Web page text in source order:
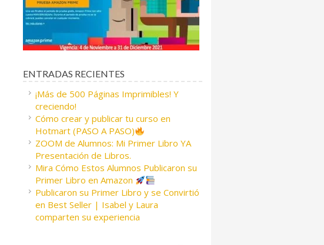
ENTRADAS RECIENTES
¡Más de 500 Páginas Imprimibles! Y
creciendo!
Cómo crear y publicar tu curso en
Hotmart (PASO A PASO)
ZOOM de Alumnos: Mi Primer Libro YA
Presentación de Libros.
Mira Cómo Estos Alumnos Publicaron su
Primer Libro en Amazon
Publicaron su Primer Libro y se Convirtió
en Best Seller | Isabel y Laura
comparten su experiencia